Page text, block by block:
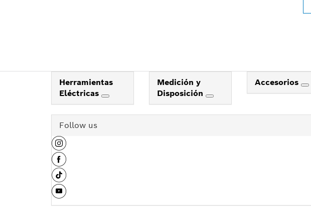
Herramientas
Eléctricas
Medición y
Disposición
Accesorios
Follow us